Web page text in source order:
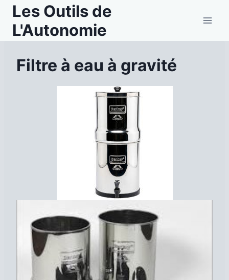
Aller
contenu
Les Outils de
L'Autonomie
Filtre à eau à gravité